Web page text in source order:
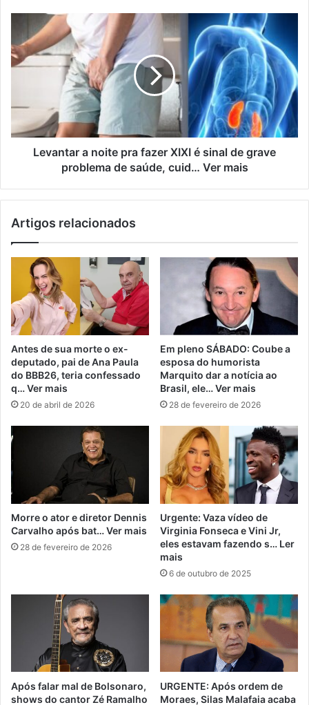
Levantar a noite pra fazer XIXI é sinal de grave
problema de saúde, cuid… Ver mais
Artigos relacionados
Antes de sua morte o ex-
deputado, pai de Ana Paula
do BBB26, teria confessado
q… Ver mais
20 de abril de 2026
Em pleno SÁBADO: Coube a
esposa do humorista
Marquito dar a notícia ao
Brasil, ele… Ver mais
28 de fevereiro de 2026
Morre o ator e diretor Dennis
Carvalho após bat… Ver mais
28 de fevereiro de 2026
Urgente: Vaza vídeo de
Virginia Fonseca e Vini Jr,
eles estavam fazendo s… Ler
mais
6 de outubro de 2025
Após falar mal de Bolsonaro,
shows do cantor Zé Ramalho
URGENTE: Após ordem de
Moraes, Silas Malafaia acaba